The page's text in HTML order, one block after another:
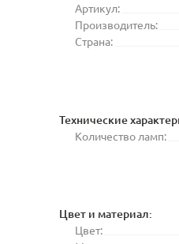
Артикул:
Производитель:
Страна:
Технические
Количество ламп:
Цвет и материал:
Цвет: